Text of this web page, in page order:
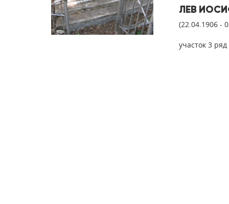
ЛЕВ
(22.04.1906 -
участок 3